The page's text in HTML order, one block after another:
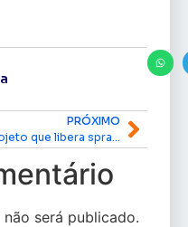
PRÓXIMO
será publicado.